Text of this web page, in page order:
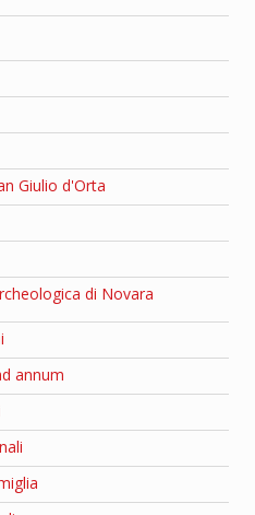
Giulio d'Orta
di Novara
annum